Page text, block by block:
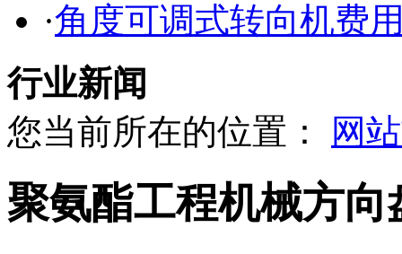
·角度可调式转向机费
行业新闻
您当前所在的位置：
网
聚氨酯工程机械方